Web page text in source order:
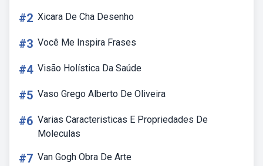
#2 Xicara De Cha Desenho
#3 Você Me Inspira Frases
#4 Visão Holística Da Saúde
#5 Vaso Grego Alberto De Oliveira
#6 Varias Caracteristicas E Propriedades De
Moleculas
#7 Van Gogh Obra De Arte